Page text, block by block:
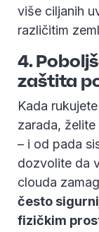
više ciljanih
različitim
4.
zaštita
Kada
zarada,
– i od pada
dozvolite da
clouda
često
fizičkim